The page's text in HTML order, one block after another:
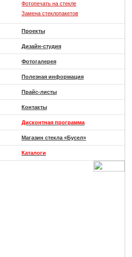
Фотопечать на стекле
Замена стеклопакетов
Проекты
Дизайн-студия
Фотогалерея
Полезная информация
Прайс-листы
Контакты
Дисконтная программа
Магазин стекла «Бусел»
Каталоги